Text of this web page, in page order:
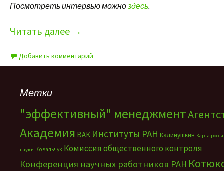
Посмотреть интервью можноздесь.
Читать далее →
Добавить комментарий
Метки
"эффективный" менеджмент
Академия ВАК Институты РАН Калинушкин Карта
науки Ковальчук Комиссия общественного контроля
Конференция научных работников РАН